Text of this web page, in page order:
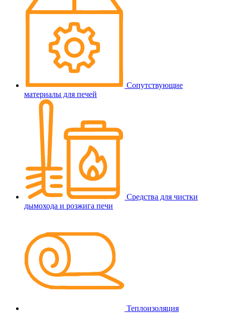
Сопутствующие
материалы для печей
Средства для чистки
дымохода и розжига печи
Теплоизоляция